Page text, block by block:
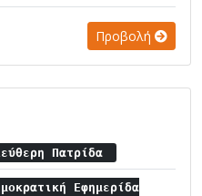
Προβολή
Πατρίδα
Εφημερίδα